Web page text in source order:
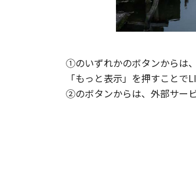
①のいずれかのボタンからは
「もっと表示」を押すことで
②のボタンからは、外部サー